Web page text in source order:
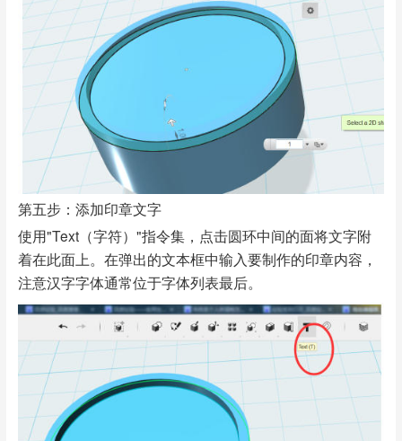
第五步：添加印章文字
使用"Text（字符）"指令集，点击圆环中间的面将文字附
着在此面上。在弹出的文本框中输入要制作的印章内容，
注意汉字字体通常位于字体列表最后。